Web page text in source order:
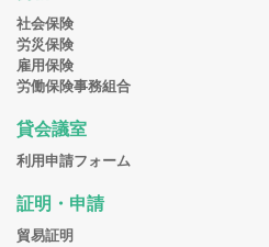
社会保険
労災保険
雇用保険
労働保険事務組合
貸会議室
利用申請フォーム
証明・申請
貿易証明